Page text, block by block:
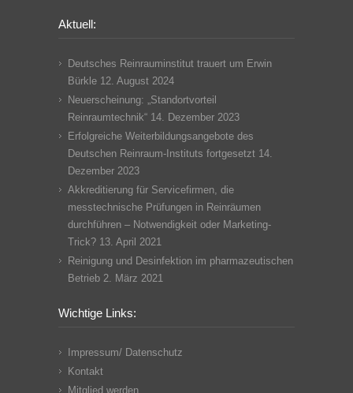
Aktuell:
Deutsches Reinrauminstitut trauert um Erwin
Bürkle 12. August 2024
Neuerscheinung: „Standortvorteil
Reinraumtechnik“ 14. Dezember 2023
Erfolgreiche Weiterbildungsangebote des
Deutschen Reinraum-Instituts fortgesetzt 14.
Dezember 2023
Akkreditierung für Servicefirmen, die
messtechnische Prüfungen in Reinräumen
durchführen – Notwendigkeit oder Marketing-
Trick? 13. April 2021
Reinigung und Desinfektion im pharmazeutischen
Betrieb 2. März 2021
Wichtige Links:
Impressum/ Datenschutz
Kontakt
Mitglied werden